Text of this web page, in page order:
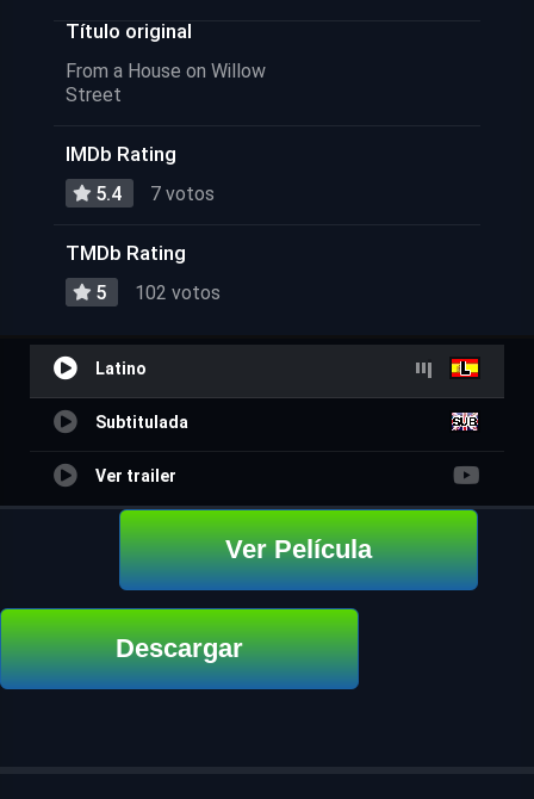
Título original
From a House on Willow
Street
IMDb Rating
5.4 7 votos
TMDb Rating
5 102 votos
Latino
Subtitulada
Ver trailer
Ver Película
Descargar